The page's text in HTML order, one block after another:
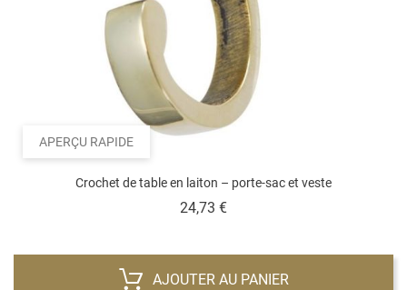
APERÇU RAPIDE
Crochet de table en laiton – porte-sac et veste
24,73 €Prix
AJOUTER AU PANIER